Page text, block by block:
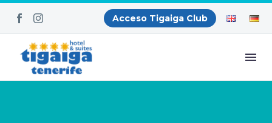
Acceso Tigaiga Club